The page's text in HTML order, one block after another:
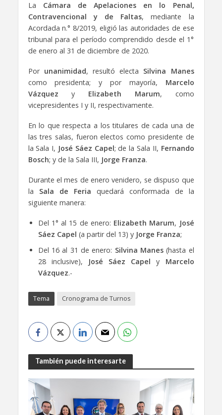
La Cámara de Apelaciones en lo Penal,
Contravencional y de Faltas, mediante la
Acordada n.° 8/2019, eligió las autoridades de ese
tribunal para el período comprendido desde el 1°
de enero al 31 de diciembre de 2020.
Por unanimidad, resultó electa Silvina Manes
como presidenta; y por mayoría, Marcelo
Vázquez y Elizabeth Marum, como
vicepresidentes I y II, respectivamente.
En lo que respecta a los titulares de cada una de
las tres salas, fueron electos como presidente de
la Sala I, José Sáez Capel; de la Sala II, Fernando
Bosch; y de la Sala III, Jorge Franza.
Durante el mes de enero venidero, se dispuso que
la Sala de Feria quedará conformada de la
siguiente manera:
Del 1° al 15 de enero: Elizabeth Marum, José
Sáez Capel (a partir del 13) y Jorge Franza;
Del 16 al 31 de enero: Silvina Manes(hasta el
28 inclusive),
José Sáez Capel y Marcelo
Vázquez.-
Tema Cronograma de Turnos
También puede interesarte